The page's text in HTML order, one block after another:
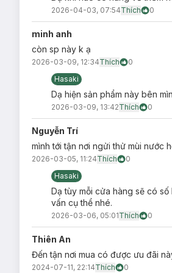
Love Bloom:Tình yêu
Floral Blush:Sự
biển và kết thúc bằng
Đối tượng sử dụng:
Xịt Thơm Toàn Thân Và
Ưu thế nổi bật:
Sản phẩm không có nồng
mùi hương cơ thể dễ chịu,
2026-04-03, 07:54Thích 0
minh anh
còn sp này k ạ
2026-03-09, 12:34Thích
0
Hasaki
Dạ hiện sản phẩm này bên
2026-03-09, 13:42Thích 0
Nguyễn Trí
mình tới tận nơi ngửi thử mùi nước
2026-03-05, 11:24Thích
0
Hasaki
Dạ tùy mỗi cửa hàng sẽ có
vấn cụ thể nhé.
2026-03-06, 05:01Thích 0
Thiên An
Đến tận nơi mua có được ưu đãi
2024-07-11, 22:14Thích
0